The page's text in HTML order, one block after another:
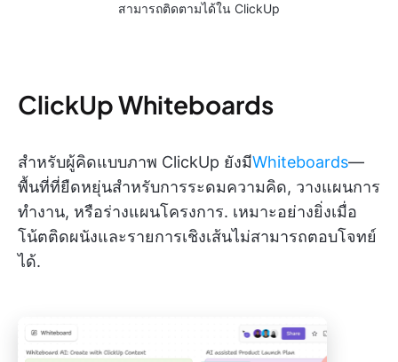
สามารถติดตามได้ใน ClickUp
ClickUp Whiteboards
สำหรับผู้คิดแบบภาพ ClickUp ยังมีWhiteboards—
พื้นที่ที่ยืดหยุ่นสำหรับการระดมความคิด, วางแผนการ
ทำงาน, หรือร่างแผนโครงการ. เหมาะอย่างยิ่งเมื่อ
โน้ตติดผนังและรายการเชิงเส้นไม่สามารถตอบโจทย์
ได้.